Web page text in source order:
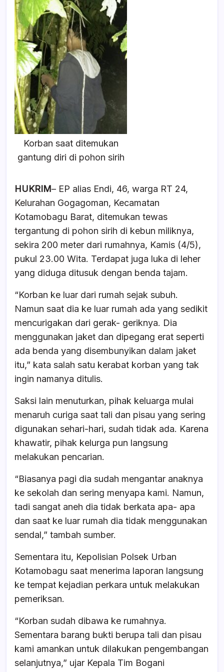
e
b
o
o
k
s
A
p
p
a
d
s
e
Korban saat ditemukan
gantung diri di pohon sirih
HUKRIM– EP alias Endi, 46, warga RT 24,
Kelurahan Gogagoman, Kecamatan
Kotamobagu Barat, ditemukan tewas
tergantung di pohon sirih di kebun miliknya,
sekira 200 meter dari rumahnya, Kamis (4/5),
pukul 23.00 Wita. Terdapat juga luka di leher
yang diduga ditusuk dengan benda tajam.
“Korban ke luar dari rumah sejak subuh.
Namun saat dia ke luar rumah ada yang sedikit
mencurigakan dari gerak- geriknya. Dia
menggunakan jaket dan dipegang erat seperti
ada benda yang disembunyikan dalam jaket
itu,” kata salah satu kerabat korban yang tak
ingin namanya ditulis.
Saksi lain menuturkan, pihak keluarga mulai
menaruh curiga saat tali dan pisau yang sering
digunakan sehari-hari, sudah tidak ada. Karena
khawatir, pihak kelurga pun langsung
melakukan pencarian.
“Biasanya pagi dia sudah mengantar anaknya
ke sekolah dan sering menyapa kami. Namun,
tadi sangat aneh dia tidak berkata apa- apa
dan saat ke luar rumah dia tidak menggunakan
sendal,” tambah sumber.
Sementara itu, Kepolisian Polsek Urban
Kotamobagu saat menerima laporan langsung
ke tempat kejadian perkara untuk melakukan
pemeriksan.
“Korban sudah dibawa ke rumahnya.
Sementara barang bukti berupa tali dan pisau
kami amankan untuk dilakukan pengembangan
selanjutnya,” ujar Kepala Tim Bogani